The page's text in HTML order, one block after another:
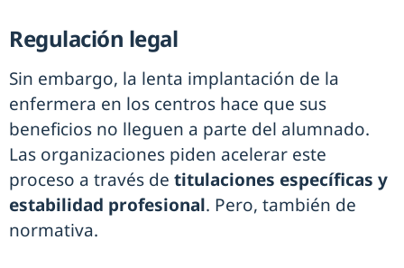
Regulación legal
Sin embargo, la lenta implantación de la
enfermera en los centros hace que sus
beneficios no lleguen a parte del alumnado.
Las organizaciones piden acelerar este
proceso a través de titulaciones específicas y
estabilidad profesional. Pero, también de
normativa.